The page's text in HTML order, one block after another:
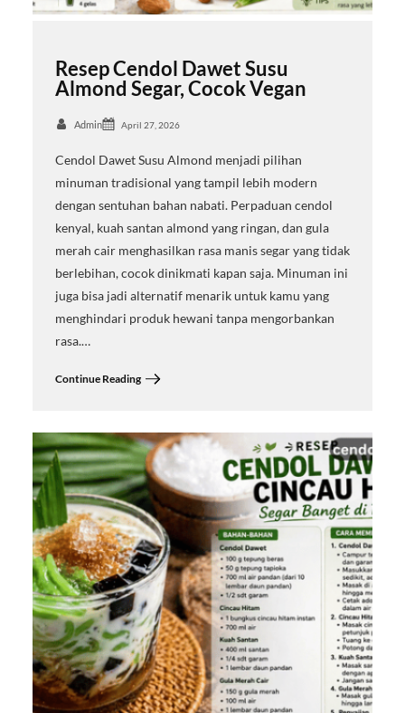
Resep Cendol Dawet Susu
Almond Segar, Cocok Vegan
Admin April 27, 2026
Cendol Dawet Susu Almond menjadi pilihan
minuman tradisional yang tampil lebih modern
dengan sentuhan bahan nabati. Perpaduan cendol
kenyal, kuah santan almond yang ringan, dan gula
merah cair menghasilkan rasa manis segar yang tidak
berlebihan, cocok dinikmati kapan saja. Minuman ini
juga bisa jadi alternatif menarik untuk kamu yang
menghindari produk hewani tanpa mengorbankan
rasa.…
Continue Reading